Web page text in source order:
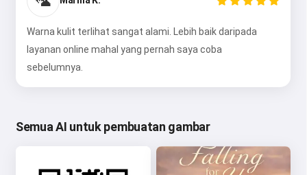
Warna kulit terlihat sangat alami. Lebih baik daripada
layanan online mahal yang pernah saya coba
sebelumnya.
Semua AI untuk pembuatan gambar